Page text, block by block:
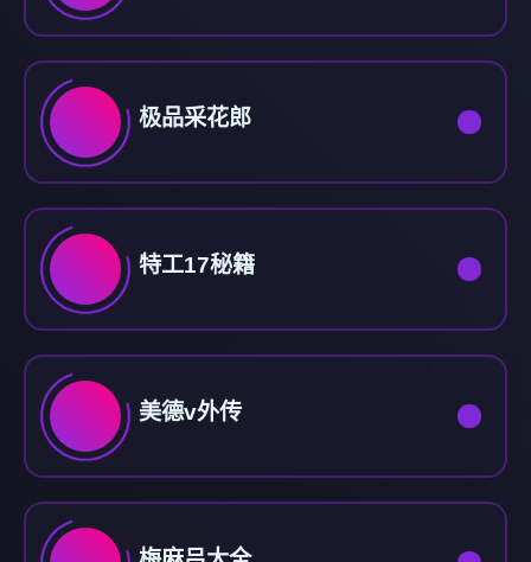
极品采花郎
特工17秘籍
美德v外传